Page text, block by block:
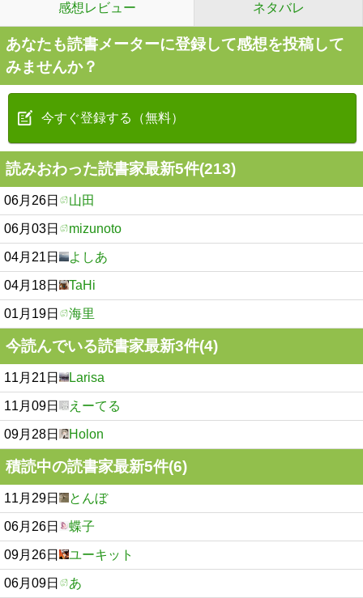
感想レビュー ネタバレ
あなたも読書メーターに登録して感想を投稿して
みませんか？
今すぐ登録する（無料）
読みおわった読書家最新5件(213)
06月26日 山田
06月03日 mizunoto
04月21日 よしあ
04月18日 TaHi
01月19日 海里
今読んでいる読書家最新3件(4)
11月21日 Larisa
11月09日 えーてる
09月28日 Holon
積読中の読書家最新5件(6)
11月29日 とんぼ
06月26日 蝶子
09月26日 ユーキット
06月09日 あ